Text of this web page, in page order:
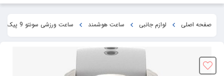
صفحه اصلی لوازم جانبی ساعت هوشمند ساعت ورزشی سونتو 9 پیک پرو تیتانیوم